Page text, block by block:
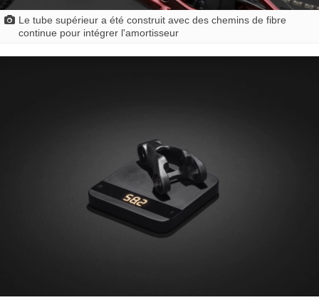
Le tube supérieur a été construit avec des chemins de fibre
continue pour intégrer l'amortisseur